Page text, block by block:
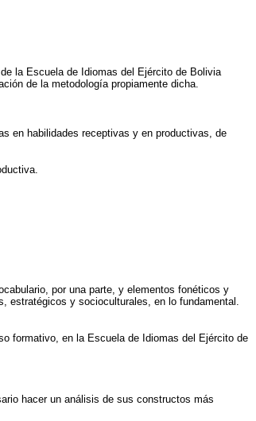
la Escuela de Idiomas del Ejército de Bolivia
de la metodología propiamente dicha.
en habilidades receptivas y en productivas, de
por una parte, y elementos fonéticos y
y socioculturales, en lo fundamental.
formativo, en la Escuela de Idiomas del Ejército de
hacer un análisis de sus constructos más